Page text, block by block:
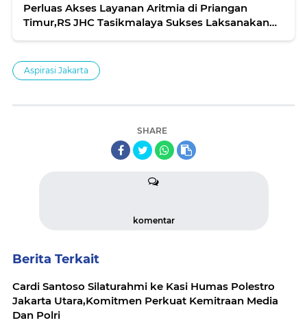
Perluas Akses Layanan Aritmia di Priangan
Timur,RS JHC Tasikmalaya Sukses Laksanakan
Aspirasi Jakarta
SHARE
komentar
Berita Terkait
Cardi Santoso Silaturahmi ke Kasi Humas Polestro
Jakarta Utara,Komitmen Perkuat Kemitraan Media
Dan Polri